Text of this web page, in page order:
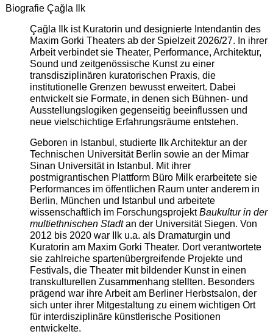
Biografie Çağla Ilk
Çağla Ilk ist Kuratorin und designierte Intendantin des
Maxim Gorki Theaters ab der Spielzeit 2026/27. In ihrer
Arbeit verbindet sie Theater, Performance, Architektur,
Sound und zeitgenössische Kunst zu einer
transdisziplinären kuratorischen Praxis, die
institutionelle Grenzen bewusst erweitert. Dabei
entwickelt sie Formate, in denen sich Bühnen- und
Ausstellungslogiken gegenseitig beeinflussen und
neue vielschichtige Erfahrungsräume entstehen.
Geboren in Istanbul, studierte Ilk Architektur an der
Technischen Universität Berlin sowie an der Mimar
Sinan Universität in Istanbul. Mit ihrer
postmigrantischen Plattform Büro Milk erarbeitete sie
Performances im öffentlichen Raum unter anderem in
Berlin, München und Istanbul und arbeitete
wissenschaftlich im ForschungsprojektBaukultur in der
multiethnischen Stadtan der Universität Siegen. Von
2012 bis 2020 war Ilk u.a. als Dramaturgin und
Kuratorin am Maxim Gorki Theater. Dort verantwortete
sie zahlreiche spartenübergreifende Projekte und
Festivals, die Theater mit bildender Kunst in einen
transkulturellen Zusammenhang stellten. Besonders
prägend war ihre Arbeit am Berliner Herbstsalon, der
sich unter ihrer Mitgestaltung zu einem wichtigen Ort
für interdisziplinäre künstlerische Positionen
entwickelte.